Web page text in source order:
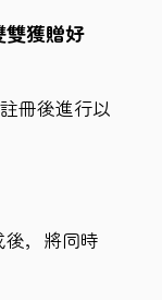
獲贈好
冊後進行以
，將同時